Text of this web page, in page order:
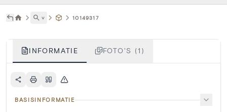
˅ 10149317
INFORMATIE FOTO'S (1)
BASISINFORMATIE